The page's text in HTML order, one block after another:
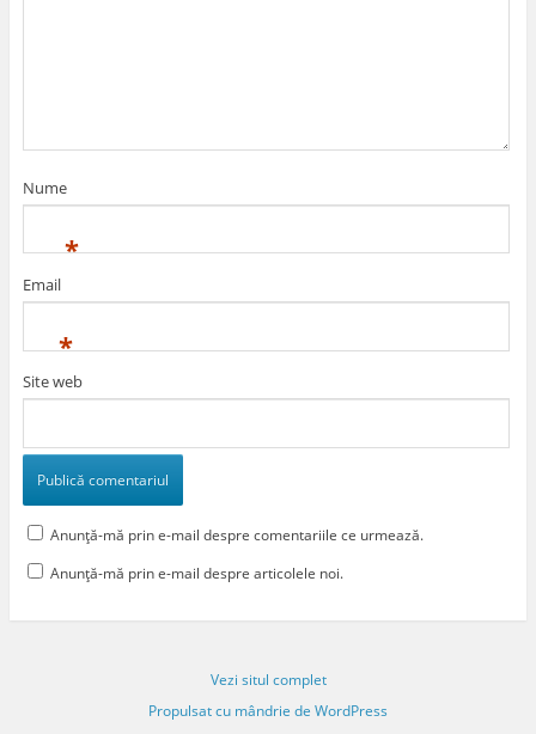
Nume
*
Email
*
Site web
Anunță-mă prin e-mail despre comentariile ce urmează.
Anunță-mă prin e-mail despre articolele noi.
Vezi situl complet
Propulsat cu mândrie de WordPress